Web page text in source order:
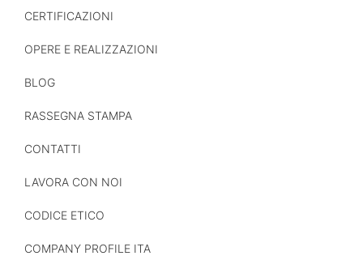
CERTIFICAZIONI
OPERE E REALIZZAZIONI
BLOG
RASSEGNA STAMPA
CONTATTI
LAVORA CON NOI
CODICE ETICO
COMPANY PROFILE ITA